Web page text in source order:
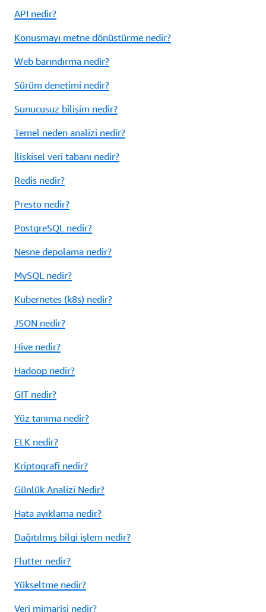
API nedir?
Konuşmayı metne dönüştürme nedir?
Web barındırma nedir?
Sürüm denetimi nedir?
Sunucusuz bilişim nedir?
Temel neden analizi nedir?
İlişkisel veri tabanı nedir?
Redis nedir?
Presto nedir?
PostgreSQL nedir?
Nesne depolama nedir?
MySQL nedir?
Kubernetes (k8s) nedir?
JSON nedir?
Hive nedir?
Hadoop nedir?
GIT nedir?
Yüz tanıma nedir?
ELK nedir?
Kriptografi nedir?
Günlük Analizi Nedir?
Hata ayıklama nedir?
Dağıtılmış bilgi işlem nedir?
Flutter nedir?
Yükseltme nedir?
Veri mimarisi nedir?